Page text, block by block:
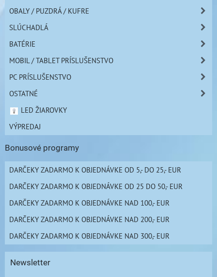
OBALY / PUZDRÁ / KUFRE
SLÚCHADLÁ
BATÉRIE
MOBIL / TABLET PRÍSLUŠENSTVO
PC PRÍSLUŠENSTVO
OSTATNÉ
LED ŽIAROVKY
VÝPREDAJ
Bonusové programy
DARČEKY ZADARMO K OBJEDNÁVKE OD 5,- DO 25,- EUR
DARČEKY ZADARMO K OBJEDNÁVKE OD 25 DO 50,- EUR
DARČEKY ZADARMO K OBJEDNÁVKE NAD 100,- EUR
DARČEKY ZADARMO K OBJEDNÁVKE NAD 200,- EUR
DARČEKY ZADARMO K OBJEDNÁVKE NAD 300,- EUR
Newsletter